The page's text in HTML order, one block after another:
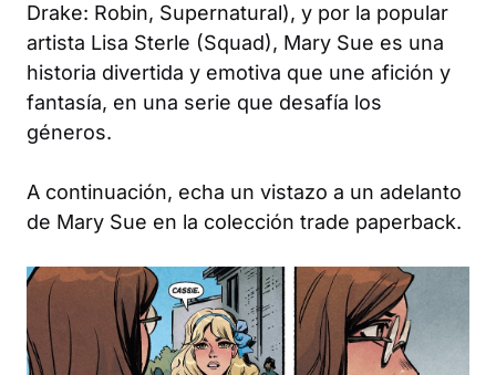
Drake: Robin, Supernatural), y por la popular
artista Lisa Sterle (Squad), Mary Sue es una
historia divertida y emotiva que une afición y
fantasía, en una serie que desafía los
géneros.
A continuación, echa un vistazo a un adelanto
de Mary Sue en la colección trade paperback.